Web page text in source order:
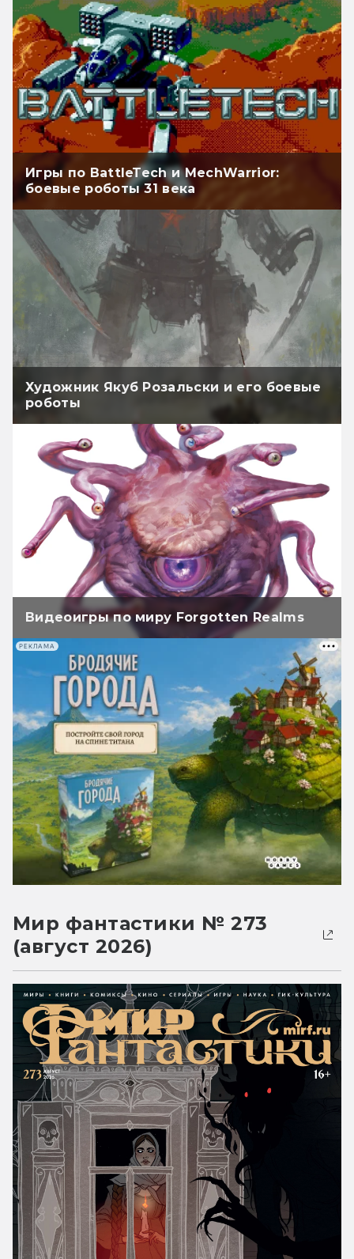
Игры по BattleTech и MechWarrior:
боевые роботы 31 века
Художник Якуб Розальски и его боевые
роботы
Видеоигры по миру Forgotten Realms
РЕКЛАМА
Мир фантастики № 273
(август 2026)